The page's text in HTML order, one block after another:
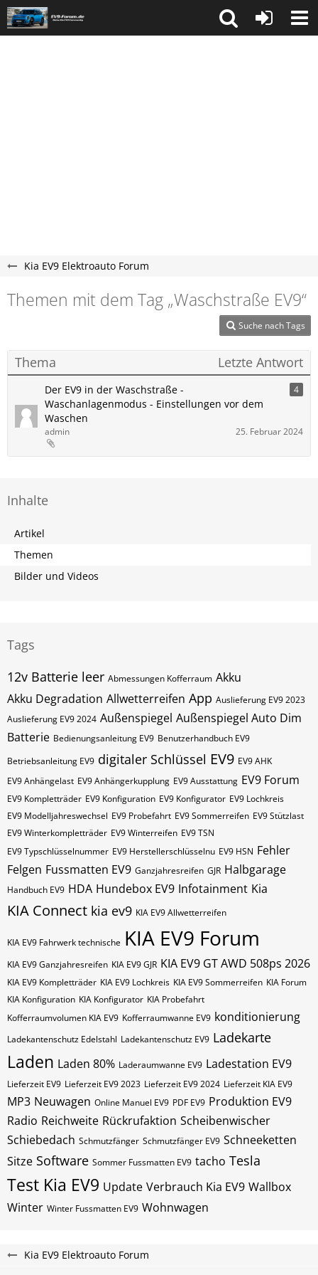
Kia EV9 Elektroauto Forum
Themen mit dem Tag „Waschstraße EV9“
Suche nach Tags
Thema Letzte Antwort
Der EV9 in der Waschstraße -
Waschanlagenmodus - Einstellungen vor dem
Waschen
4
admin 25. Februar 2024
Inhalte
Artikel
Themen
Bilder und Videos
Tags
12v Batterie leer Abmessungen Kofferraum Akku
Akku Degradation Allwetterreifen App Auslieferung EV9 2023
Auslieferung EV9 2024 Außenspiegel Außenspiegel Auto Dim
Batterie Bedienungsanleitung EV9 Benutzerhandbuch EV9
Betriebsanleitung EV9 digitaler Schlüssel EV9 EV9 AHK
EV9 Anhängelast EV9 Anhängerkupplung EV9 Ausstattung EV9 Forum
EV9 Kompletträder EV9 Konfiguration EV9 Konfigurator EV9 Lochkreis
EV9 Modelljahreswechsel EV9 Probefahrt EV9 Sommerreifen EV9 Stützlast
EV9 Winterkompletträder EV9 Winterreifen EV9​​​​ TSN
EV9​​​​ Typschlüsselnummer EV9​​​​​ Herstellerschlüsselnu EV9​​​​​ HSN Fehler
Felgen Fussmatten EV9 Ganzjahresreifen GJR Halbgarage
Handbuch EV9 HDA Hundebox EV9 Infotainment Kia
KIA Connect kia ev9 KIA EV9 Allwetterreifen
KIA EV9 Fahrwerk technische KIA EV9 Forum
KIA EV9 Ganzjahresreifen KIA EV9 GJR KIA EV9 GT AWD 508ps 2026
KIA EV9 Kompletträder KIA EV9 Lochkreis KIA EV9 Sommerreifen KIA Forum
KIA Konfiguration KIA Konfigurator KIA Probefahrt
Kofferraumvolumen KIA EV9 Kofferraumwanne EV9 konditionierung
Ladekantenschutz Edelstahl Ladekantenschutz EV9 Ladekarte
Laden Laden 80% Laderaumwanne EV9 Ladestation EV9
Lieferzeit EV9 Lieferzeit EV9 2023 Lieferzeit EV9 2024 Lieferzeit KIA EV9
MP3 Neuwagen Online Manuel EV9 PDF EV9 Produktion EV9
Radio Reichweite Rückrufaktion Scheibenwischer
Schiebedach Schmutzfänger Schmutzfänger EV9 Schneeketten
Sitze Software Sommer Fussmatten EV9 tacho Tesla
Test Kia EV9 Update Verbrauch Kia EV9 Wallbox
Winter Winter Fussmatten EV9 Wohnwagen
Kia EV9 Elektroauto Forum